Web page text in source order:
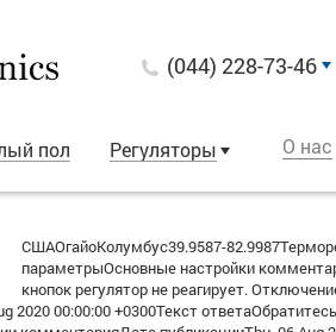
(044) 228-73-46
пол Регуляторы О нас
СШАОгайоКолумбус39.9587-
параметрыОсновные настройки
кнопок регулятор не реагирует.
2020 00:00:00 +0300Текст